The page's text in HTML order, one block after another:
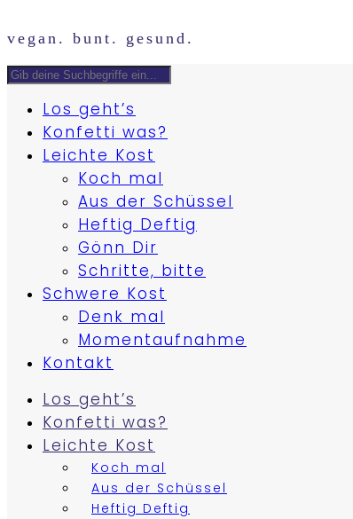
vegan. bunt. gesund.
Los geht’s
Konfetti was?
Leichte Kost
Koch mal
Aus der Schüssel
Heftig Deftig
Gönn Dir
Schritte, bitte
Schwere Kost
Denk mal
Momentaufnahme
Kontakt
Los geht’s
Konfetti was?
Leichte Kost
Koch mal
Aus der Schüssel
Heftig Deftig